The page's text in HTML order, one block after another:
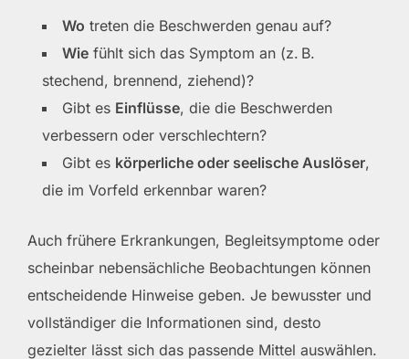
Wo treten die Beschwerden genau auf?
Wie fühlt sich das Symptom an (z. B.
stechend, brennend, ziehend)?
Gibt es Einflüsse, die die Beschwerden
verbessern oder verschlechtern?
Gibt es körperliche oder seelische Auslöser,
die im Vorfeld erkennbar waren?
Auch frühere Erkrankungen, Begleitsymptome oder
scheinbar nebensächliche Beobachtungen können
entscheidende Hinweise geben. Je bewusster und
vollständiger die Informationen sind, desto
gezielter lässt sich das passende Mittel auswählen.